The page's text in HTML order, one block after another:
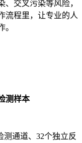
交叉污染等风险，
流程里，让专业的人
。
测样本
测通道、32个独立反